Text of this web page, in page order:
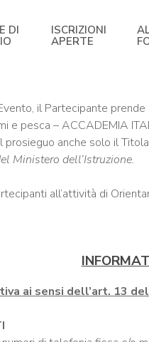
DI
ISCRIZIONI
APERTE
il Partecipante
pesca – ACCADEMIA
anche solo il
Ministero dell’Istruzione.
all’attività di
ai sensi dell’art. 13